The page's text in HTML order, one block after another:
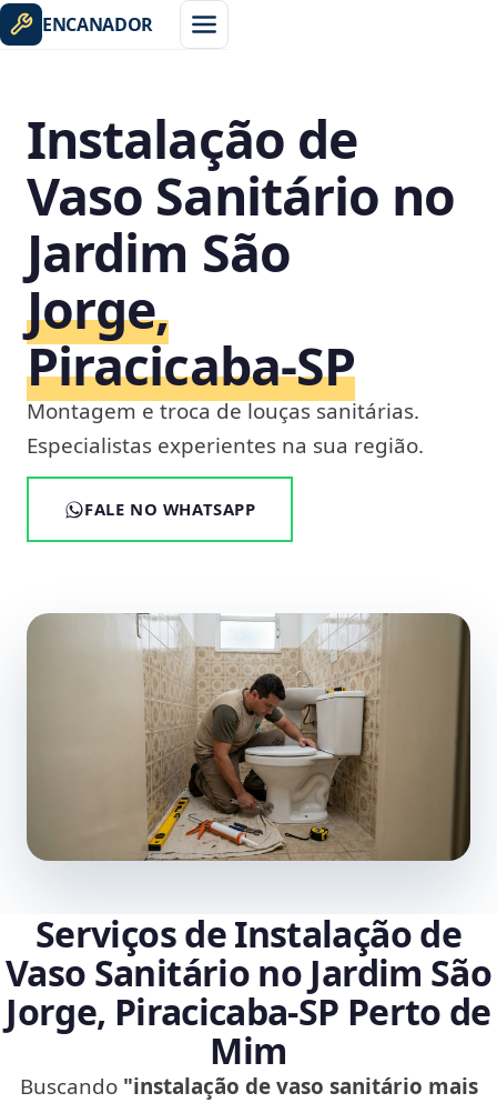
ENCANADOR
Instalação de
Vaso Sanitário no
Jardim São
Jorge,
Piracicaba‑SP
Montagem e troca de louças sanitárias.
Especialistas experientes na sua região.
FALE NO WHATSAPP
Serviços de Instalação de
Vaso Sanitário no Jardim São
Jorge, Piracicaba‑SP Perto de
Mim
Buscando "instalação de vaso sanitário mais